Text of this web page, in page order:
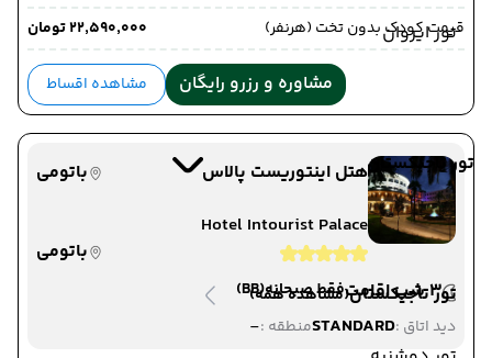
تور ایروان
تور تاجیکستان
تور تاجیکستان(مشاهده همه)
قیمت کودک بدون تخت (هرنفر)
۲۲٬۵۹۰٬۰۰۰ تومان
مشاوره و رزرو رایگان مشاهده اقساط
هتل اینتوریست پالاس
باتومی
Hotel Intourist Palace
باتومی
3 شب اقامت
فقط صبحانه(BB)
دید اتاق :STANDARDمنطقه :-